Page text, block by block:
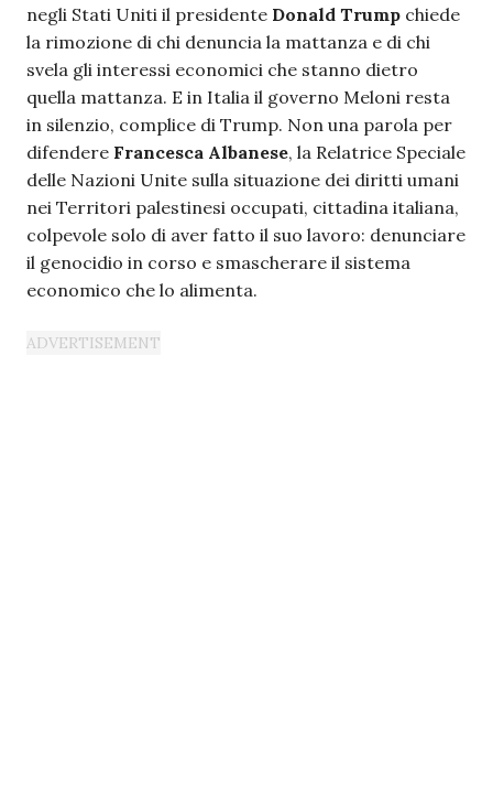
negli Stati Uniti il presidente Donald Trump chiede
la rimozione di chi denuncia la mattanza e di chi
svela gli interessi economici che stanno dietro
quella mattanza. E in Italia il governo Meloni resta
in silenzio, complice di Trump. Non una parola per
difendere Francesca Albanese, la Relatrice Speciale
delle Nazioni Unite sulla situazione dei diritti umani
nei Territori palestinesi occupati, cittadina italiana,
colpevole solo di aver fatto il suo lavoro: denunciare
il genocidio in corso e smascherare il sistema
economico che lo alimenta.